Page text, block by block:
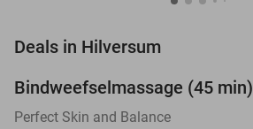
Deals in Hilversum
TODAY
Bindweefselmassage (45 min)
Perfect Skin and Balance